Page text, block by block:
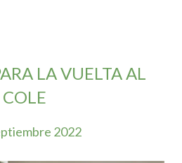
LA VUELTA AL
COLE
2022